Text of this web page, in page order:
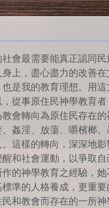
會最需要能真正認同
上，盡心盡力的改善
是我的教育理想。用
從事原住民神學教育
會轉向為原住民存在
姦淫、放蕩、嚼檳榔
這樣的轉向，深深地
和社會運動，以爭取
的神學教育之經驗，
準的人格養成，更重
和教會而存在的一所神